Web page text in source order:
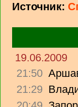
Источник:
19.06.2009
21:50
21:29